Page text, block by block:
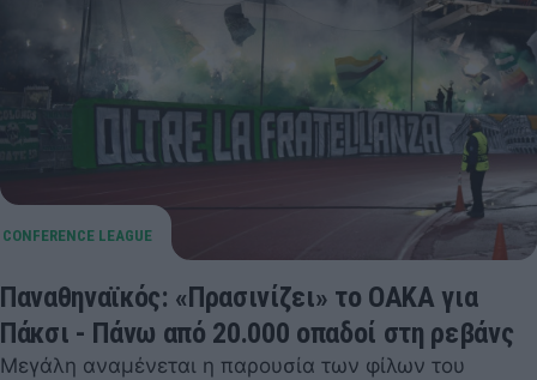
Παναθηναϊκός: «Πρασινίζει» το ΟΑΚΑ για
Πάκσι - Πάνω από 20.000 οπαδοί στη ρεβάνς
Μεγάλη αναμένεται η παρουσία των φίλων του